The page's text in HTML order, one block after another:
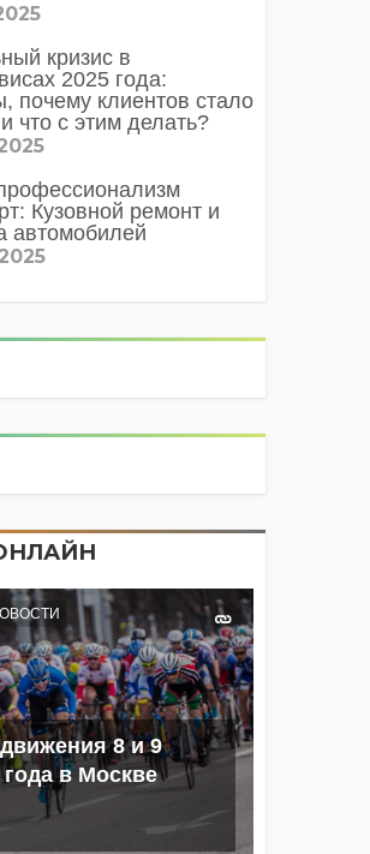
кризис в
2025 года:
почему клиентов стало
что с этим делать?
Кузовной ремонт и
автомобилей
8 и 9
года в Москве